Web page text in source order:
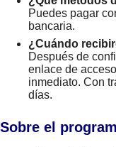
Puedes pagar
bancaria.
¿Cuándo
Después de
enlace de
inmediato. Con
días.
Sobre el